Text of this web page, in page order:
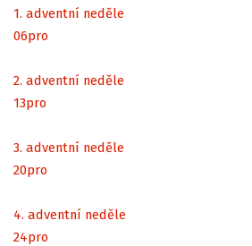
1. adventní neděle
06pro
2. adventní neděle
13pro
3. adventní neděle
20pro
4. adventní neděle
24pro